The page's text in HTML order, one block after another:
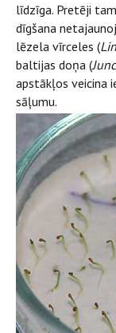
līdzīga. Pretēji
dīgšana
lēzela vīrceles (
baltijas doņa (
apstākļos veicina
sāļumu.